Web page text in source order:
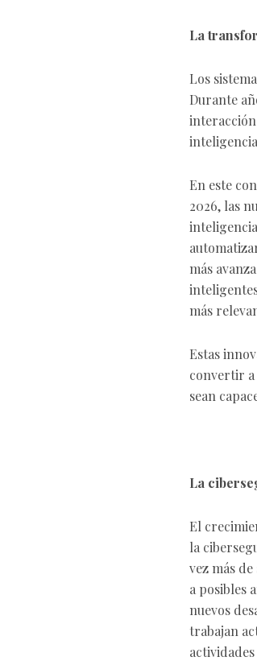
La
Los
Durante
En este
2026, las
más
más
Estas
convertir a
sean
La
El
la
vez más
a posibles
nuevos
trabajan